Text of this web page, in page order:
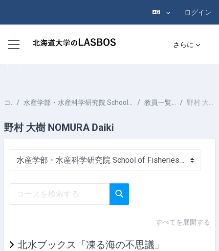
ログイン
サイドパネル さらに
コース 水産学部・水産科学研究院 School of Fisheries Sciences & Faculty of Fisheries Sciences 教員一覧 List of Professors 野村 大樹 NOMURA Daiki
野村 大樹 NOMURA Daiki
コースカテゴリ
コースを検索する
すべてを展開する
北水ブックス「凍る海の不思議」